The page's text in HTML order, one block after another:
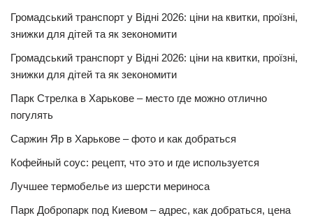
Громадський транспорт у Відні 2026: ціни на квитки, проїзні,
знижки для дітей та як зекономити
Громадський транспорт у Відні 2026: ціни на квитки, проїзні,
знижки для дітей та як зекономити
Парк Стрелка в Харькове – место где можно отлично
погулять
Саржин Яр в Харькове – фото и как добраться
Кофейный соус: рецепт, что это и где используется
Лучшее термобелье из шерсти мериноса
Парк Добропарк под Киевом – адрес, как добраться, цена